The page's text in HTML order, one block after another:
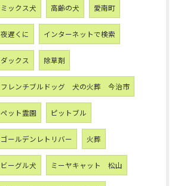
ミックス犬 高齢の犬 愛南町
夜遅くに インターネットで検索
ダックス 除草剤
フレンチブルドッグ 犬の火葬 今治市
ペット霊園 ピットブル
ゴールデンレトリバー 火葬
ビーグル犬 ミーヤキャット 松山